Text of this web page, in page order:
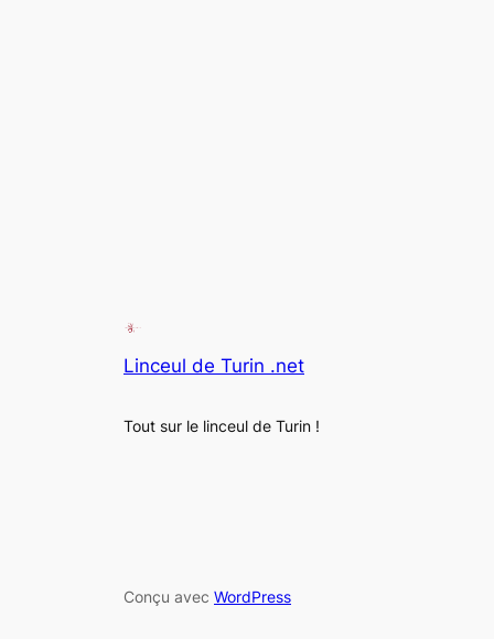
Linceul de Turin .net
Tout sur le linceul de Turin !
Conçu avec WordPress